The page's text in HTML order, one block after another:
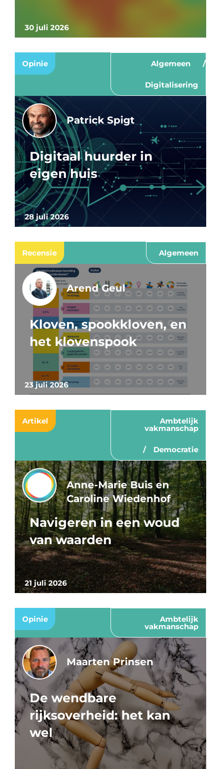
30 juli 2026
Opinie Algemeen
Digitalisering
28 juli 2026
Patrick Spigt
Digitaal huurder in
eigen huis
Recensie Algemeen
23 juli 2026
Arend Geul
Kloven, spookkloven, en
het klovenspook
Artikel Ambtelijk
vakmanschap
Democratie
21 juli 2026
Anne-Marie Buis en
Caroline Wiedenhof
Navigeren in een woud
van waarden
Opinie Ambtelijk
vakmanschap
Maarten Prinsen
De wendbare
rijksoverheid: het kan
wel